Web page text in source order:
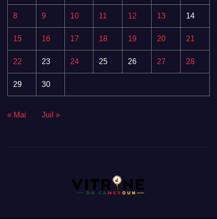
8 9 10 11 12 13 14
15 16 17 18 19 20 21
22 23 24 25 26 27 28
29 30
« Mai Juil »